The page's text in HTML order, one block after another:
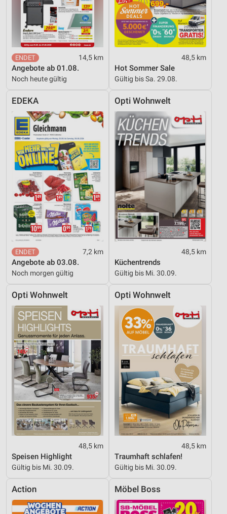
14,5 km
Angebote ab 01.08.
Noch heute gültig
48,5 km
Hot Sommer Sale
Gültig bis Sa. 29.08.
EDEKA
7,2 km
Angebote ab 03.08.
Noch morgen gültig
Opti Wohnwelt
48,5 km
Küchentrends
Gültig bis Mi. 30.09.
Opti Wohnwelt
48,5 km
Speisen Highlight
Gültig bis Mi. 30.09.
Opti Wohnwelt
48,5 km
Traumhaft schlafen!
Gültig bis Mi. 30.09.
Action Möbel Boss
Analyse von Zielgruppen durch Statistiken oder
Kombinationen von Daten aus verschiedenen
Quellen
Entwicklung und Verbesserung der Angebote
Verwendung reduzierter Daten zur Auswahl von
Inhalten
Verwendung genauer Standortdaten
Geräte anhand von aktiv angeforderten
Informationen identifizieren
Nicht-IAB-Verarbeitungszwecke:
Notwendig
Performance
Funktional
Werbung